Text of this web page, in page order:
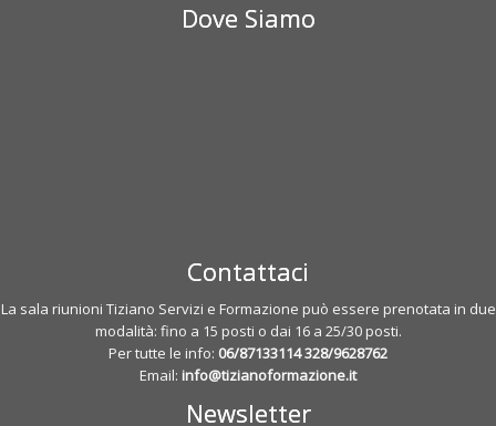
Dove Siamo
Contattaci
La sala riunioni Tiziano Servizi e Formazione può essere prenotata in due
modalità: fino a 15 posti o dai 16 a 25/30 posti.
Per tutte le info: 06/87133114328/9628762
Email: info@tizianoformazione.it
Newsletter